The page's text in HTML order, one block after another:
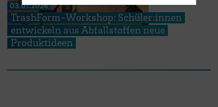
03.07.2026
TrashForm-Workshop: Schüler:innen
entwickeln aus Abfallstoffen neue
Produktideen